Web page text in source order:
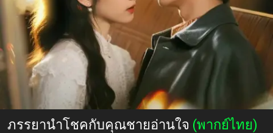
ภรรยานำโชคกับคุณชายอ่านใจ (พากย์ไทย)